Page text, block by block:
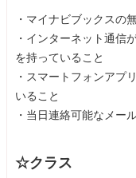
・マイナビブックスの
・インターネット通信
を持っていること
・スマートフォンアプ
いること
・当日連絡可能なメー
☆クラス